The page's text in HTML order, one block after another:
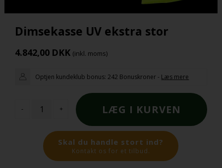
Dimsekasse UV ekstra stor
4.842,00 DKK (inkl. moms)
Optjen kundeklub bonus:242 Bonuskroner - Læs mere
- +
Skal du handle stort ind?
Kontakt os for et tilbud.